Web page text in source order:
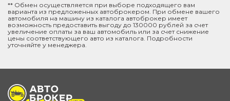
** Обмен осуществляется при выборе подходящего вам
варианта из предложенных автоброкером. При обмене вашего
автомобиля на машину из каталога автоброкер имеет
возможность предоставить выгоду до 130000 рублей за счет
увеличение оплаты за ваш автомобиль или за счет снижение
цены соответствующего авто из каталога. Подробности
уточняйте у менеджера.